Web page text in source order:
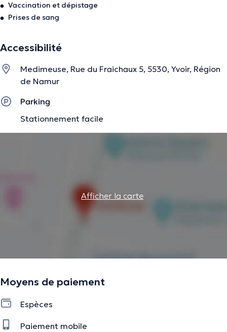
Vaccination et dépistage
Prises de sang
Accessibilité
Medimeuse, Rue du Fraichaux 5, 5530, Yvoir, Région
de Namur
Parking
Stationnement facile
Afficher la carte
Moyens de paiement
Espèces
Paiement mobile